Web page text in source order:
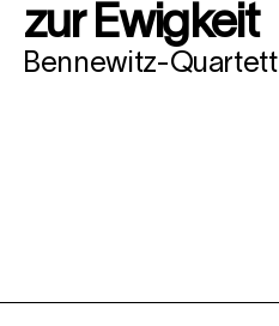
zur Ewigkeit
Bennewitz-Quartett